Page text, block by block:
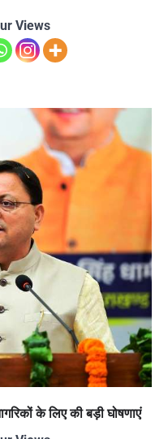
Views
के लिए की बड़ी घोषणाएं